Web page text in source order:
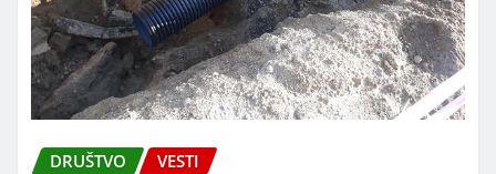
DRUŠTVO VESTI